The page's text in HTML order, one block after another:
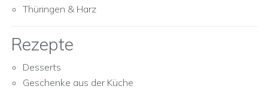
Thüringen & Harz
Rezepte
Desserts
Geschenke aus der Küche